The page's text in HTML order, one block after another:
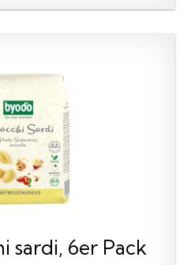
sardi, 6er Pack